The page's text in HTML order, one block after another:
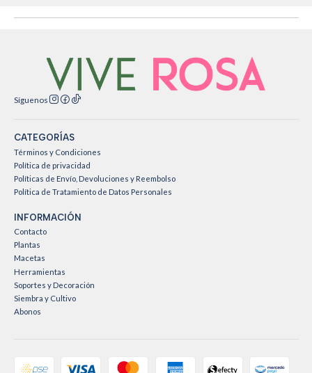
Síguenos
CATEGORÍAS
Términos y Condiciones
Política de privacidad
Políticas de Envío, Devoluciones y Reembolso
Política de Tratamiento de Datos Personales
INFORMACIÓN
Contacto
Plantas
Macetas
Herramientas
Soportes y Decoración
Siembra y Cultivo
Abonos